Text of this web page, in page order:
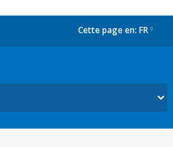
Cette page en: FR